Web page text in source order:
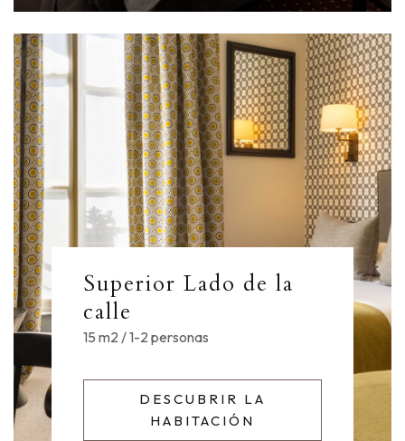
Superior Lado de la
calle
15 m2 / 1-2 personas
DESCUBRIR LA
HABITACIÓN